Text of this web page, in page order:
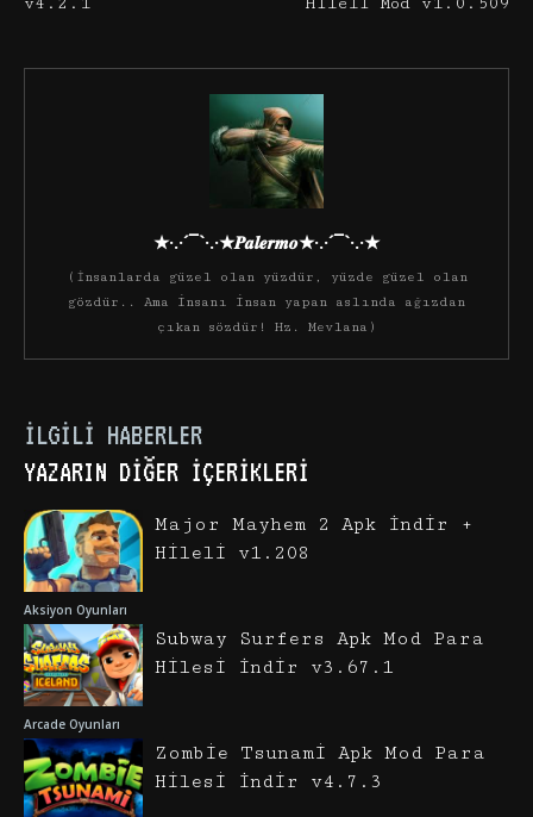
★·.·´¯`·.·★𝑷𝒂𝒍𝒆𝒓𝒎𝒐★·.·´¯`·.·★
(İnsanlarda güzel olan yüzdür, yüzde güzel olan
gözdür.. Ama insanı insan yapan aslında ağızdan
çıkan sözdür! Hz. Mevlana)
İLGILI HABERLER
YAZARIN DIĞER İÇERIKLERI
Aksiyon Oyunları
Major Mayhem 2 Apk İndir +
Hileli v1.208
Arcade Oyunları
Subway Surfers Apk Mod Para
Hilesi İndir v3.67.1
Zombie Tsunami Apk Mod Para
Hilesi İndir v4.7.3